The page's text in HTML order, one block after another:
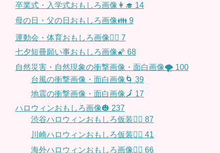
卒業式・入学式おもしろ画像👩‍🎓 14
母の日・父の日おもしろ画像👪 9
運動会・体育おもしろ画像🤸‍♂️ 7
七夕短冊願い事おもしろ画像🌠 68
自然災害・自然現象の衝撃画像・面白画像🌪 100
台風の衝撃画像・面白画像🌀 39
地震の衝撃画像・面白画像🗾 17
ハロウィンおもしろ画像🎃 237
渋谷ハロウィンおもしろ仮装👯‍♂️ 87
川崎ハロウィンおもしろ仮装🧞‍♀️ 41
海外ハロウィンおもしろ画像🧛‍♂️ 66